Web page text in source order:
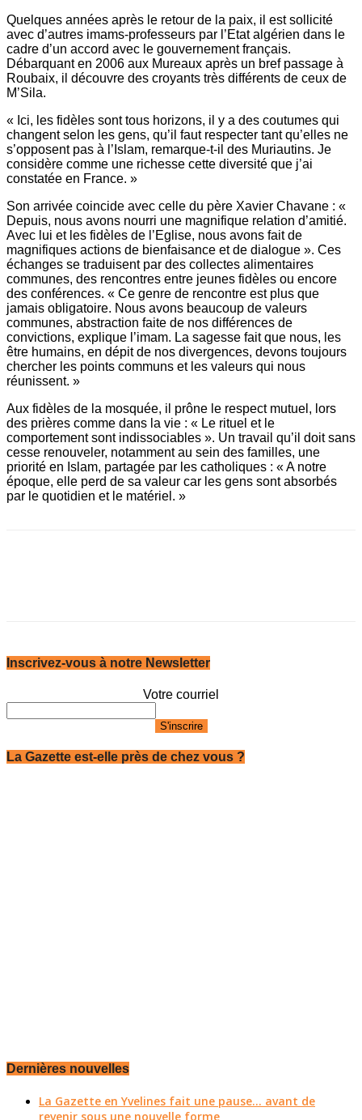
Quelques années après le retour de la paix, il est sollicité
avec d’autres imams-professeurs par l’Etat algérien dans le
cadre d’un accord avec le gouvernement français.
Débarquant en 2006 aux Mureaux après un bref passage à
Roubaix, il découvre des croyants très différents de ceux de
M’Sila.
« Ici, les fidèles sont tous horizons, il y a des coutumes qui
changent selon les gens, qu’il faut respecter tant qu’elles ne
s’opposent pas à l’Islam, remarque-t-il des Muriautins. Je
considère comme une richesse cette diversité que j’ai
constatée en France. »
Son arrivée coincide avec celle du père Xavier Chavane : «
Depuis, nous avons nourri une magnifique relation d’amitié.
Avec lui et les fidèles de l’Eglise, nous avons fait de
magnifiques actions de bienfaisance et de dialogue ». Ces
échanges se traduisent par des collectes alimentaires
communes, des rencontres entre jeunes fidèles ou encore
des conférences. « Ce genre de rencontre est plus que
jamais obligatoire. Nous avons beaucoup de valeurs
communes, abstraction faite de nos différences de
convictions, explique l’imam. La sagesse fait que nous, les
être humains, en dépit de nos divergences, devons toujours
chercher les points communs et les valeurs qui nous
réunissent. »
Aux fidèles de la mosquée, il prône le respect mutuel, lors
des prières comme dans la vie : « Le rituel et le
comportement sont indissociables ». Un travail qu’il doit sans
cesse renouveler, notamment au sein des familles, une
priorité en Islam, partagée par les catholiques : « A notre
époque, elle perd de sa valeur car les gens sont absorbés
par le quotidien et le matériel. »
Inscrivez-vous à notre Newsletter
Votre courriel
La Gazette est-elle près de chez vous ?
Dernières nouvelles
La Gazette en Yvelines fait une pause... avant de
revenir sous une nouvelle forme